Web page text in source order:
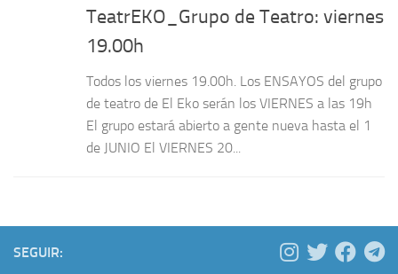
TeatrEKO_Grupo de Teatro: viernes
19.00h
Todos los viernes 19.00h. Los ENSAYOS del grupo
de teatro de El Eko serán los VIERNES a las 19h
El grupo estará abierto a gente nueva hasta el 1
de JUNIO El VIERNES 20...
SEGUIR: